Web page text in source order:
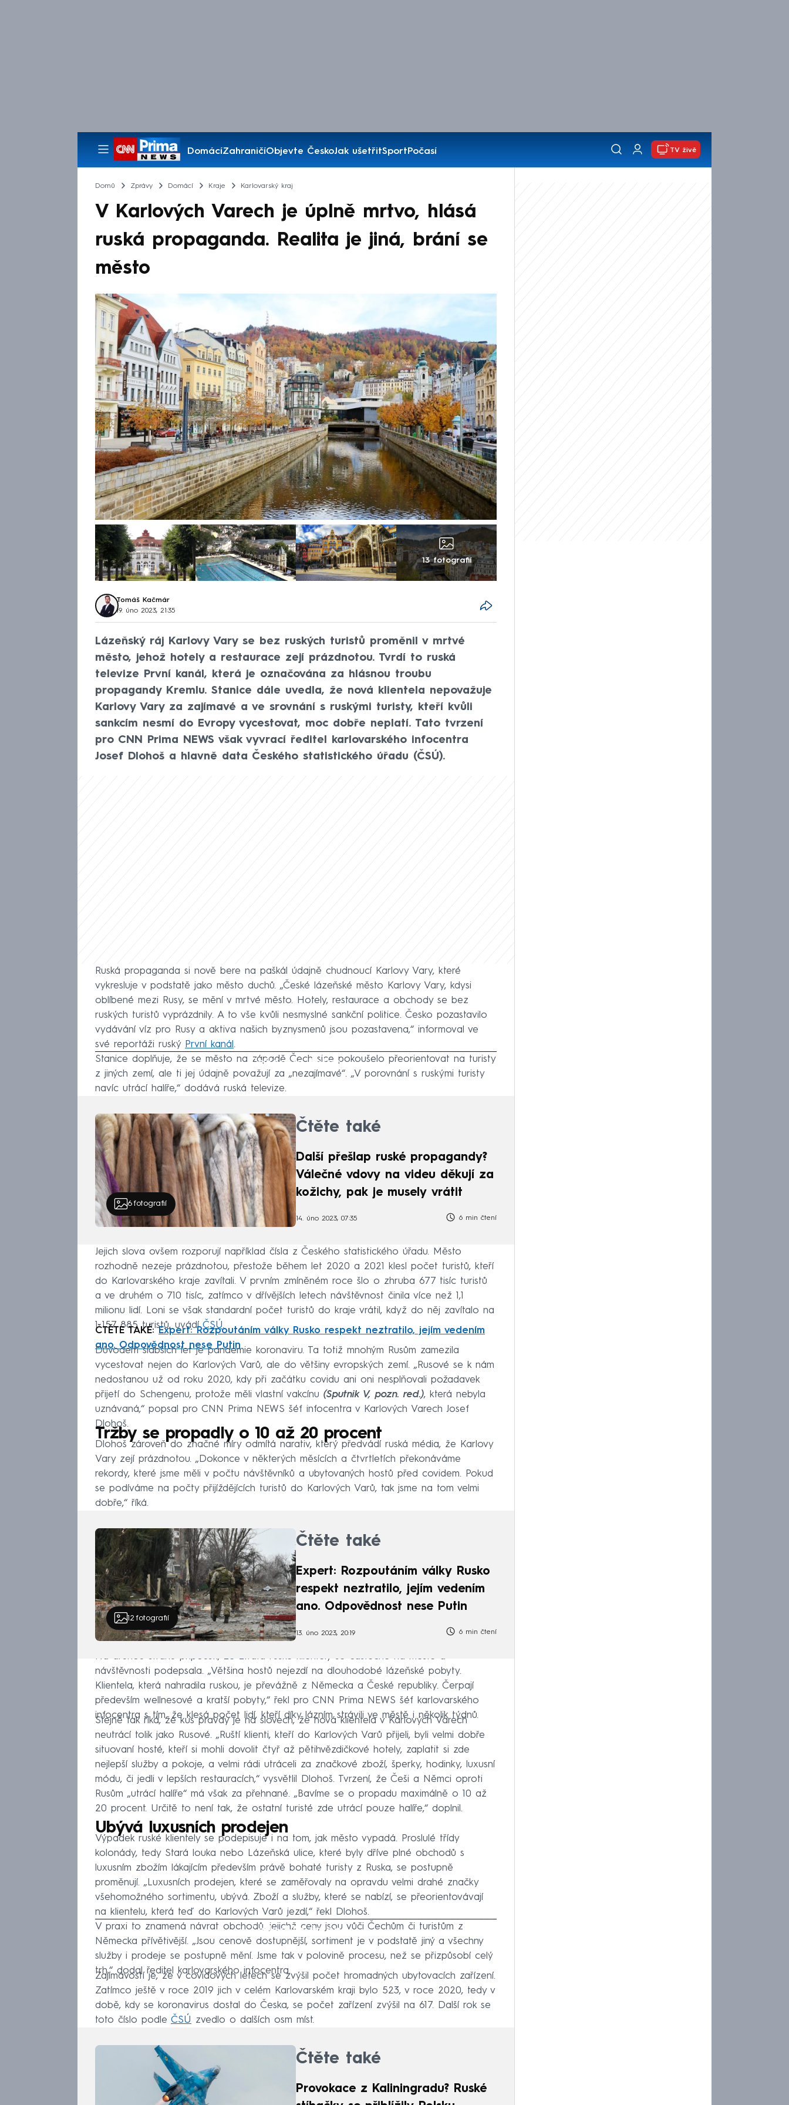
DomácíZahraničíObjevte ČeskoJak ušetřitSportPočasí
Pořady
TV živě
Domů Zprávy Domácí Kraje Karlovarský kraj
V Karlových Varech je úplně mrtvo, hlásá
ruská propaganda. Realita je jiná, brání se
město
13 fotografií
Tomáš Kačmár
19. úno 2023, 21:35
Lázeňský ráj Karlovy Vary se bez ruských turistů proměnil v mrtvé
město, jehož hotely a restaurace zejí prázdnotou. Tvrdí to ruská
televize První kanál, která je označována za hlásnou troubu
propagandy Kremlu. Stanice dále uvedla, že nová klientela nepovažuje
Karlovy Vary za zajímavé a ve srovnání s ruskými turisty, kteří kvůli
sankcím nesmí do Evropy vycestovat, moc dobře neplatí. Tato tvrzení
pro CNN Prima NEWS však vyvrací ředitel karlovarského infocentra
Josef Dlohoš a hlavně data Českého statistického úřadu (ČSÚ).
Ruská propaganda si nově bere na paškál údajně chudnoucí Karlovy Vary, které
vykresluje v podstatě jako město duchů. „České lázeňské město Karlovy Vary, kdysi
oblíbené mezi Rusy, se mění v mrtvé město. Hotely, restaurace a obchody se bez
ruských turistů vyprázdnily. A to vše kvůli nesmyslné sankční politice. Česko pozastavilo
vydávání víz pro Rusy a aktiva našich byznysmenů jsou pozastavena,“ informoval ve
své reportáži ruský První kanál .
Failed to fetch
Stanice doplňuje, že se město na západě Čech sice pokoušelo přeorientovat na turisty
z jiných zemí, ale ti jej údajně považují za „nezajímavé“. „V porovnání s ruskými turisty
navíc utrácí halíře,“ dodává ruská televize.
6fotografií
Čtěte také
Další přešlap ruské propagandy?
Válečné vdovy na videu děkují za
kožichy, pak je musely vrátit
14. úno 2023, 07:35 6 min čtení
Jejich slova ovšem rozporují například čísla z Českého statistického úřadu. Město
rozhodně nezeje prázdnotou, přestože během let 2020 a 2021 klesl počet turistů, kteří
do Karlovarského kraje zavítali. V prvním zmíněném roce šlo o zhruba 677 tisíc turistů
a ve druhém o 710 tisíc, zatímco v dřívějších letech návštěvnost činila více než 1,1
milionu lidí. Loni se však standardní počet turistů do kraje vrátil, když do něj zavítalo na
1 157 885 turistů, uvádíČSÚ.
ČTĚTE TAKÉ:Expert: Rozpoutáním války Rusko respekt neztratilo, jejím vedením
ano. Odpovědnost nese Putin
Důvodem slabších let je pandemie koronaviru. Ta totiž mnohým Rusům zamezila
vycestovat nejen do Karlových Varů, ale do většiny evropských zemí. „Rusové se k nám
nedostanou už od roku 2020, kdy při začátku covidu ani oni nesplňovali požadavek
přijetí do Schengenu, protože měli vlastní vakcínu (Sputnik V, pozn. red.), která nebyla
uznávaná,“ popsal pro CNN Prima NEWS šéf infocentra v Karlových Varech Josef
Dlohoš.
Tržby se propadly o 10 až 20 procent
Dlohoš zároveň do značné míry odmítá narativ, který předvádí ruská média, že Karlovy
Vary zejí prázdnotou. „Dokonce v některých měsících a čtvrtletích překonáváme
rekordy, které jsme měli v počtu návštěvníků a ubytovaných hostů před covidem. Pokud
se podíváme na počty přijíždějících turistů do Karlových Varů, tak jsme na tom velmi
dobře,“ říká.
12fotografií
Čtěte také
Expert: Rozpoutáním války Rusko
respekt neztratilo, jejím vedením
ano. Odpovědnost nese Putin
13. úno 2023, 20:19 6 min čtení
Na druhou stranu připouští, že ztráta ruské klientely se částečně na městě a
návštěvnosti podepsala. „Většina hostů nejezdí na dlouhodobé lázeňské pobyty.
Klientela, která nahradila ruskou, je převážně z Německa a České republiky. Čerpají
především wellnesové a kratší pobyty,“ řekl pro CNN Prima NEWS šéf karlovarského
infocentra s tím, že klesá počet lidí, kteří díky lázním strávili ve městě i několik týdnů.
Stejně tak říká, že kus pravdy je na slovech, že nová klientela v Karlových Varech
neutrácí tolik jako Rusové. „Ruští klienti, kteří do Karlových Varů přijeli, byli velmi dobře
situovaní hosté, kteří si mohli dovolit čtyř až pětihvězdičkové hotely, zaplatit si zde
nejlepší služby a pokoje, a velmi rádi utráceli za značkové zboží, šperky, hodinky, luxusní
módu, či jedli v lepších restauracích,“ vysvětlil Dlohoš. Tvrzení, že Češi a Němci oproti
Rusům „utrácí halíře“ má však za přehnané. „Bavíme se o propadu maximálně o 10 až
20 procent. Určitě to není tak, že ostatní turisté zde utrácí pouze halíře,“ doplnil.
Ubývá luxusních prodejen
Výpadek ruské klientely se podepisuje i na tom, jak město vypadá. Proslulé třídy
kolonády, tedy Stará louka nebo Lázeňská ulice, které byly dříve plné obchodů s
luxusním zbožím lákajícím především právě bohaté turisty z Ruska, se postupně
proměnují. „Luxusních prodejen, které se zaměřovaly na opravdu velmi drahé značky
všehomožného sortimentu, ubývá. Zboží a služby, které se nabízí, se přeorientovávají
na klientelu, která teď do Karlových Varů jezdí,“ řekl Dlohoš.
Failed to fetch
V praxi to znamená návrat obchodů, jejichž ceny jsou vůči Čechům či turistům z
Německa přívětivější. „Jsou cenově dostupnější, sortiment je v podstatě jiný a všechny
služby i prodeje se postupně mění. Jsme tak v polovině procesu, než se přizpůsobí celý
trh,“ dodal ředitel karlovarského infocentra.
Zajímavostí je, že v covidových letech se zvýšil počet hromadných ubytovacích zařízení.
Zatímco ještě v roce 2019 jich v celém Karlovarském kraji bylo 523, v roce 2020, tedy v
době, kdy se koronavirus dostal do Česka, se počet zařízení zvýšil na 617. Další rok se
toto číslo podle ČSÚ zvedlo o dalších osm míst.
Čtěte také
Provokace z Kaliningradu? Ruské